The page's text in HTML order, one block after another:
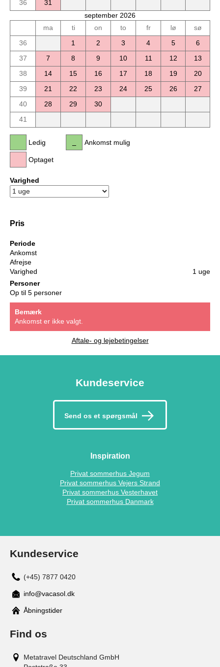
36
31
september 2026
ma
ti on to fr lø
sø
36
1 2 3 4 5
6
37
7 8 9 10 11 12
13
38
14 15 16 17 18 19
20
39
21 22 23 24 25 26
27
40
28 29
30
41
Ledig
Optaget
Ankomst mulig
Varighed
Pris
Periode
Ankomst
Afrejse
Varighed
1 uge
Personer
Op til 5 personer
Bemærk
Ankomst er ikke valgt.
Aftale- og lejebetingelser
Kundeservice
Send os et spørgsmål
Inspiration
Privat sommerhus Jegum
Privat sommerhus Vejers Strand
Privat sommerhus Vesterhavet
Privat sommerhus Danmark
Kundeservice
(+45) 7877 0420
info@vacasol.dk
Åbningstider
Find os
Metatravel Deutschland GmbH